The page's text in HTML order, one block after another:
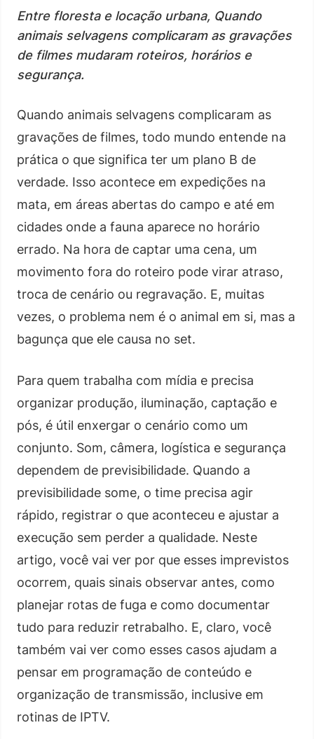
Entre floresta e locação urbana, Quando
animais selvagens complicaram as gravações
de filmes mudaram roteiros, horários e
segurança.
Quando animais selvagens complicaram as
gravações de filmes, todo mundo entende na
prática o que significa ter um plano B de
verdade. Isso acontece em expedições na
mata, em áreas abertas do campo e até em
cidades onde a fauna aparece no horário
errado. Na hora de captar uma cena, um
movimento fora do roteiro pode virar atraso,
troca de cenário ou regravação. E, muitas
vezes, o problema nem é o animal em si, mas a
bagunça que ele causa no set.
Para quem trabalha com mídia e precisa
organizar produção, iluminação, captação e
pós, é útil enxergar o cenário como um
conjunto. Som, câmera, logística e segurança
dependem de previsibilidade. Quando a
previsibilidade some, o time precisa agir
rápido, registrar o que aconteceu e ajustar a
execução sem perder a qualidade. Neste
artigo, você vai ver por que esses imprevistos
ocorrem, quais sinais observar antes, como
planejar rotas de fuga e como documentar
tudo para reduzir retrabalho. E, claro, você
também vai ver como esses casos ajudam a
pensar em programação de conteúdo e
organização de transmissão, inclusive em
rotinas de IPTV.